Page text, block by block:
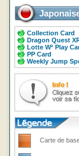
Collection Card
Dragon Quest
Lotte W² Play
PP Card
Weekly Jump
Carte de